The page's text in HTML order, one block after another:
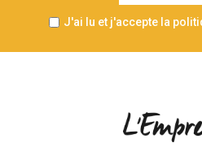
J'ai lu et j'accepte la